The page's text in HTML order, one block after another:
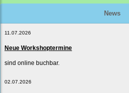
News
11.07.2026
Neue Workshoptermine
sind online buchbar.
02.07.2026